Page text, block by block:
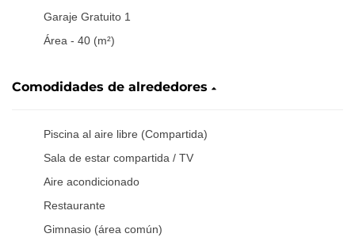
Garaje Gratuito 1
Área - 40 (m²)
Comodidades de alrededores
Piscina al aire libre (Compartida)
Sala de estar compartida / TV
Aire acondicionado
Restaurante
Gimnasio (área común)